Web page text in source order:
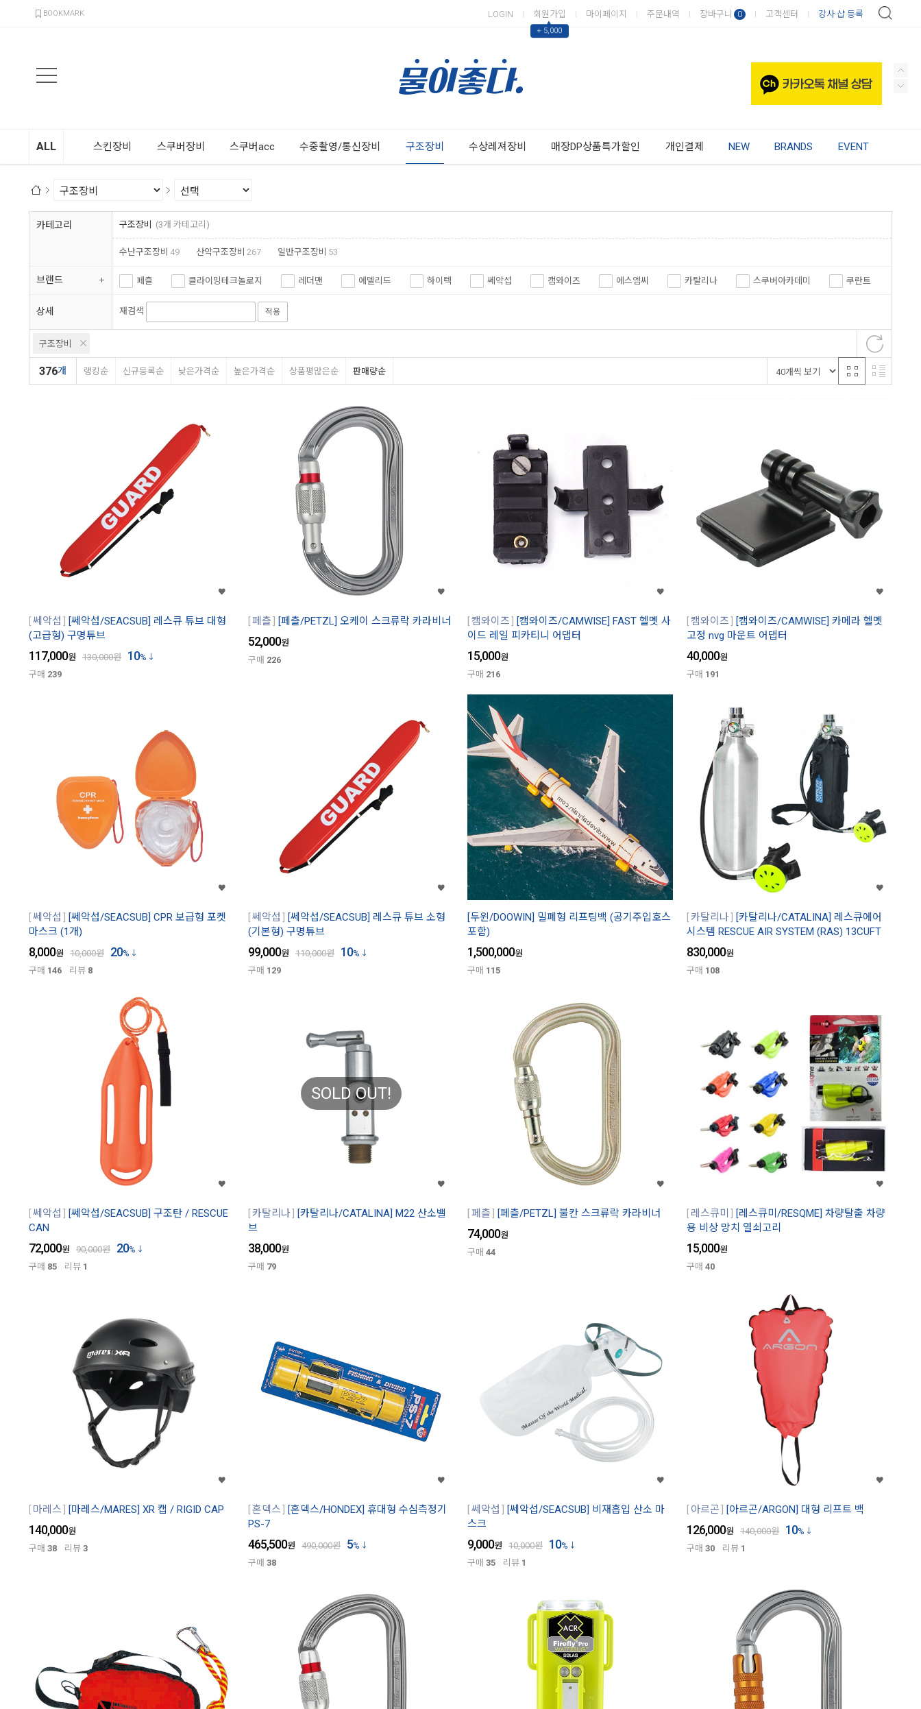
BOOKMARK LOGIN 회원가입
▲
+ 5,000
마이페이지 주문내역 장바구니 0 고객센터 강사·샵 등록
ALL 스킨장비 스쿠버장비 스쿠버acc 수중촬영/통신장비 구조장비 수상레져장비 매장DP상품특가할인 개인결제 NEW BRANDS EVENT
카테고리 구조장비 (3개 카테고리)
수난구조장비 49 산악구조장비 267 일반구조장비 53
브랜드 페츨 클라이밍테크놀로지 레더맨 에델리드 하이텍 쎄악섭 캠와이즈 에스엠씨 카탈리나 스쿠버아카데미 쿠란트
프레스탄 슈마 제이알테크
프로다이브 이노베이티브
상세 재검색 적용
구조장비
376개 랭킹순 신규등록순 낮은가격순 높은가격순 상품평많은순 판매량순
쎄악섭
[쎄악섭/SEACSUB] 레스큐 튜브 대형
(고급형) 구명튜브
117,000원 130,000원 10%
구매 239
페츨 [페츨/PETZL] 오케이 스크류락 카라비너
52,000원
구매 226
캠와이즈
[캠와이즈/CAMWISE] FAST 헬멧 사
이드 레일 피카티니 어댑터
15,000원
구매 216
캠와이즈
[캠와이즈/CAMWISE] 카메라 헬멧
고정 nvg 마운트 어댑터
40,000원
구매 191
쎄악섭
[쎄악섭/SEACSUB] CPR 보급형 포켓
마스크 (1개)
8,000원 10,000원 20%
구매 146 리뷰 8
쎄악섭
[쎄악섭/SEACSUB] 레스큐 튜브 소형
(기본형) 구명튜브
99,000원 110,000원 10%
구매 129
[두윈/DOOWIN] 밀폐형 리프팅백 (공기주입호스
포함)
1,500,000원
구매 115
카탈리나
[카탈리나/CATALINA] 레스큐에어
시스템 RESCUE AIR SYSTEM (RAS) 13CUFT
830,000원
구매 108
쎄악섭
[쎄악섭/SEACSUB] 구조탄 / RESCUE
CAN
72,000원 90,000원 20%
구매 85 리뷰 1
SOLD OUT!
카탈리나
[카탈리나/CATALINA] M22 산소밸
브
38,000원
구매 79
페츨 [페츨/PETZL] 불칸 스크류락 카라비너
74,000원
구매 44
레스큐미
[레스큐미/RESQME] 차량탈출 차량
용 비상 망치 열쇠고리
15,000원
구매 40
마레스 [마레스/MARES] XR 캡 / RIGID CAP
140,000원
구매 38 리뷰 3
혼덱스
[혼덱스/HONDEX] 휴대형 수심측정기
PS-7
465,500원 490,000원 5%
구매 38
쎄악섭
[쎄악섭/SEACSUB] 비재흡입 산소 마
스크
9,000원 10,000원 10%
구매 35 리뷰 1
아르곤 [아르곤/ARGON] 대형 리프트 백
126,000원 140,000원 10%
구매 30 리뷰 1